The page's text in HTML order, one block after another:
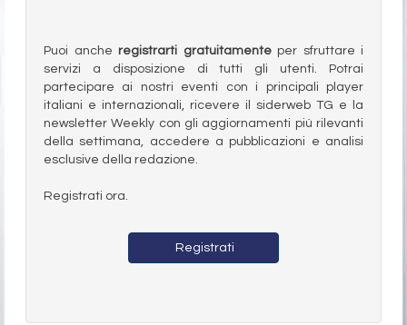
Puoi anche registrarti gratuitamenteper sfruttare i
servizi a disposizione di tutti gli utenti. Potrai
partecipare ai nostri eventi con i principali player
italiani e internazionali, ricevere il siderweb TG e la
newsletter Weekly con gli aggiornamenti più rilevanti
della settimana, accedere a pubblicazioni e analisi
esclusive della redazione.
Registrati ora.
Registrati